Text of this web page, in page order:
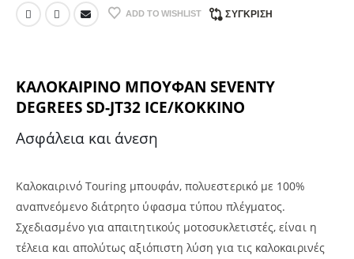
ADD TO WISHLIST ΣΎΓΚΡΙΣΗ
ΚΑΛΟΚΑΙΡΙΝΟ ΜΠΟΥΦΑΝ SEVENTY
DEGREES SD-JT32 ICE/ΚΟΚΚΙΝΟ
Ασφάλεια και άνεση
Καλοκαιρινό Touring μπουφάν, πολυεστερικό με 100%
αναπνεόμενο διάτρητο ύφασμα τύπου πλέγματος.
Σχεδιασμένο για απαιτητικούς μοτοσυκλετιστές, είναι η
τέλεια και απολύτως αξιόπιστη λύση για τις καλοκαιρινές